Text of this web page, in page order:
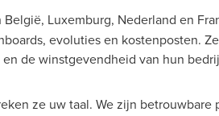
België, Luxemburg, Nederland en
evoluties en kostenposten.
de winstgevendheid van hun
ze uw taal. We zijn betrouwbare